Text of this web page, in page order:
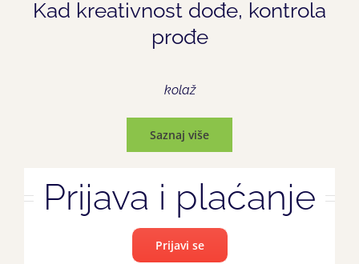
Kad kreativnost dođe, kontrola
prođe
kolaž
Saznaj više
Prijava i plaćanje
Prijavi se